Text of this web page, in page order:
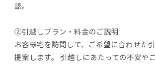
認。
②引越しプラン・料金のご説明
お客様宅を訪問して、ご希望に合わせた
提案します。 引越しにあたっての不安や